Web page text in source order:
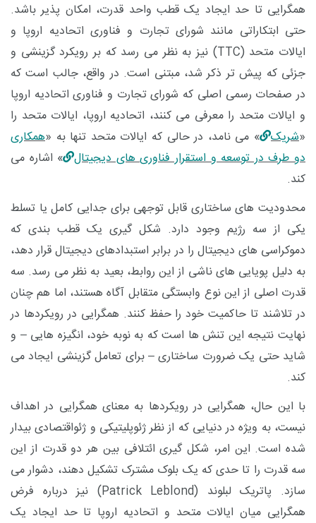
همگرایی تا حد ایجاد یک قطب واحد قدرت، امکان ‌پذیر باشد.
حتی ابتکاراتی مانند شورای تجارت و فناوری اتحادیه اروپا و
ایالات متحد (TTC) نیز به نظر می ‌رسد که بر رویکرد گزینشی و
جزئی که پیش ‌تر ذکر شد، مبتنی است. در واقع، جالب است که
در صفحات رسمی اصلی که شورای تجارت و فناوری اتحادیه اروپا
و ایالات متحد را معرفی می ‌کنند، اتحادیه اروپا، ایالات متحد را
«شریک » می ‌نامد، در حالی که ایالات متحد تنها به «همکاری
دو طرف در توسعه و استقرار فناوری ‌های دیجیتال » اشاره می‌
کند.
محدودیت های ساختاری قابل ‌توجهی برای جدایی کامل یا تسلط
یکی از سه رژیم وجود دارد. شکل ‌گیری یک قطب‌ بندی که
دموکراسی ‌های دیجیتال را در برابر استبدادهای دیجیتال قرار دهد،
به دلیل پویایی ‌های ناشی از این روابط، بعید به نظر می ‌رسد. سه
قدرت اصلی از این نوع وابستگی متقابل آگاه هستند، اما هم چنان
در تلاشند تا حاکمیت خود را حفظ کنند. همگرایی در رویکردها در
نهایت نتیجه این تنش ‌ها است که به نوبه خود، انگیزه‌ هایی – و
شاید حتی یک ضرورت ساختاری – برای تعامل گزینشی ایجاد می‌
کند.
با این حال، همگرایی در رویکردها به معنای همگرایی در اهداف
نیست، به ‌ویژه در دنیایی که از نظر ژئوپلیتیکی و ژئواقتصادی بیدار
شده است. این امر، شکل ‌گیری ائتلافی بین هر دو قدرت از این
سه قدرت را تا حدی که یک بلوک مشترک تشکیل دهند، دشوار می
‌سازد. پاتریک لبلوند (Patrick Leblond) نیز درباره فرض
همگرایی میان ایالات متحد و اتحادیه اروپا تا حد ایجاد یک